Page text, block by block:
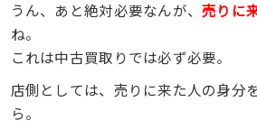
うん、あと絶対必要なんが、売りに
ね。
これは中古買取りでは必ず必要。
店側としては、売りに来た人の身分
ら。